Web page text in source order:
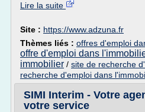
Lire la suite
Site : https://www.adzuna.fr
Thèmes liés : offres d'emploi
offre d'emploi dans
immobilier / site de recherche
recherche d'emploi dans
SIMI Interim - Votre
votre service